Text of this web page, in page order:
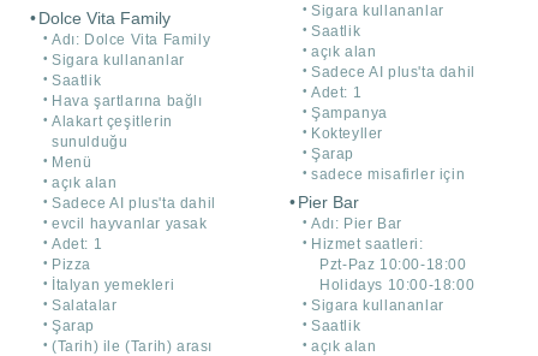
Dolce Vita Family
Adı: Dolce Vita Family
Sigara kullananlar
Saatlik
Hava şartlarına bağlı
Alakart çeşitlerin
sunulduğu
Menü
açık alan
Sadece AI plus'ta dahil
evcil hayvanlar yasak
Adet: 1
Pizza
İtalyan yemekleri
Salatalar
Şarap
(Tarih) ile (Tarih) arası
Sigara kullananlar
Saatlik
açık alan
Sadece AI plus'ta dahil
Adet: 1
Şampanya
Kokteyller
Şarap
sadece misafirler için
Pier Bar
Adı: Pier Bar
Hizmet saatleri:
Pzt-Paz 10:00-18:00
Holidays 10:00-18:00
Sigara kullananlar
Saatlik
açık alan